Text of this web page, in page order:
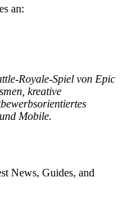
an:
Royale-Spiel von Epic
kreative
Mobile.
News, Guides, and